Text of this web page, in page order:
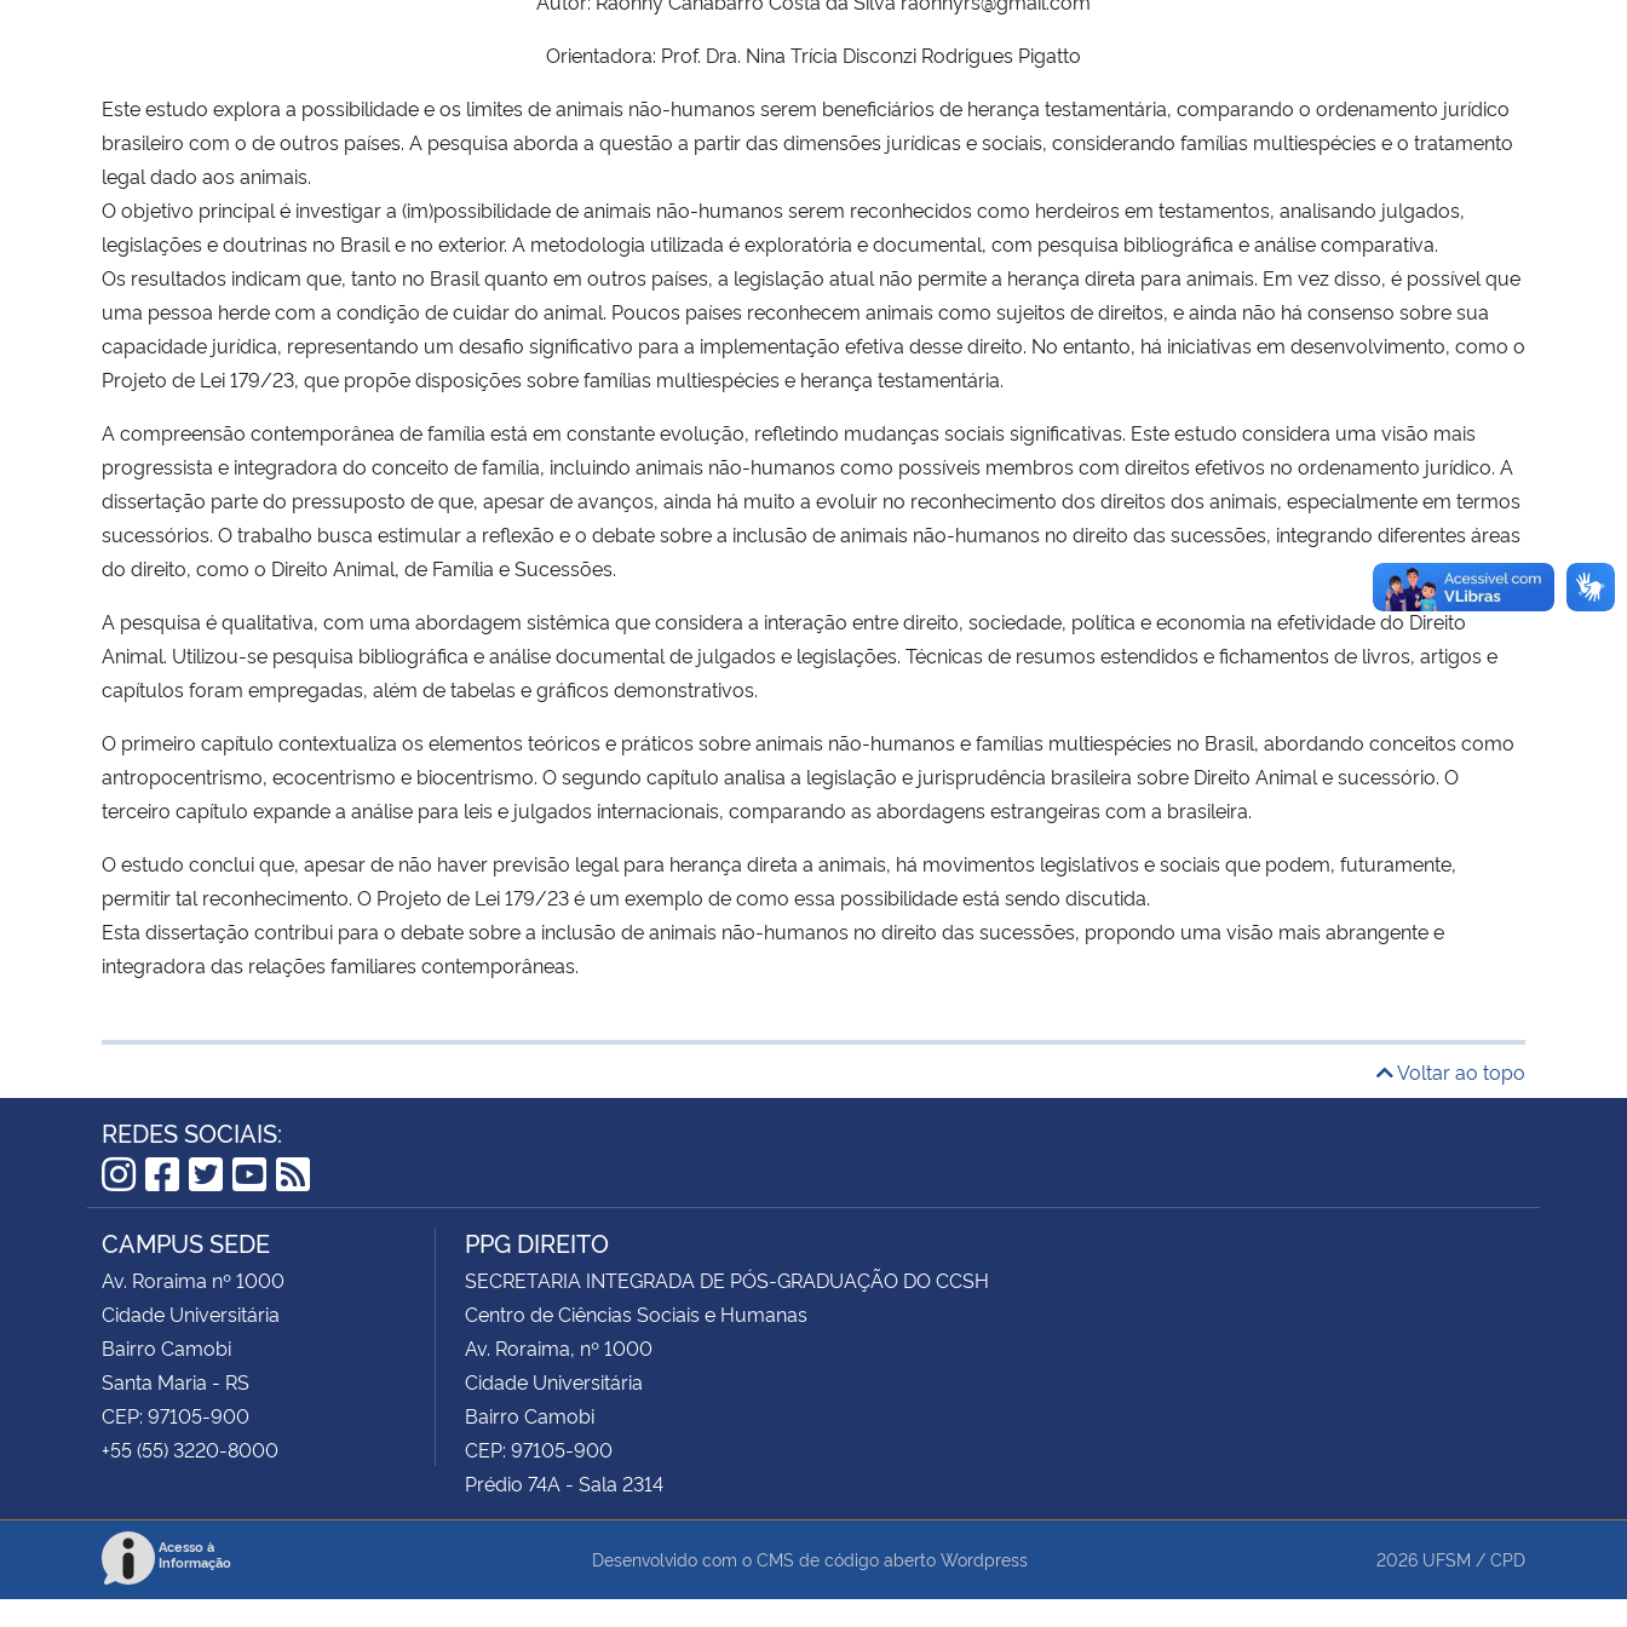
Orientadora: Prof. Dra. Nina Trícia Disconzi Rodrigues Pigatto
Este estudo explora a possibilidade e os limites de animais não-humanos serem beneficiários de herança testamentária, comparando o ordenamento jurídico
brasileiro com o de outros países. A pesquisa aborda a questão a partir das dimensões jurídicas e sociais, considerando famílias multiespécies e o tratamento
legal dado aos animais.
O objetivo principal é investigar a (im)possibilidade de animais não-humanos serem reconhecidos como herdeiros em testamentos, analisando julgados,
legislações e doutrinas no Brasil e no exterior. A metodologia utilizada é exploratória e documental, com pesquisa bibliográfica e análise comparativa.
Os resultados indicam que, tanto no Brasil quanto em outros países, a legislação atual não permite a herança direta para animais. Em vez disso, é possível que
uma pessoa herde com a condição de cuidar do animal. Poucos países reconhecem animais como sujeitos de direitos, e ainda não há consenso sobre sua
capacidade jurídica, representando um desafio significativo para a implementação efetiva desse direito. No entanto, há iniciativas em desenvolvimento, como o
Projeto de Lei 179/23, que propõe disposições sobre famílias multiespécies e herança testamentária.
A compreensão contemporânea de família está em constante evolução, refletindo mudanças sociais significativas. Este estudo considera uma visão mais
progressista e integradora do conceito de família, incluindo animais não-humanos como possíveis membros com direitos efetivos no ordenamento jurídico. A
dissertação parte do pressuposto de que, apesar de avanços, ainda há muito a evoluir no reconhecimento dos direitos dos animais, especialmente em termos
sucessórios. O trabalho busca estimular a reflexão e o debate sobre a inclusão de animais não-humanos no direito das sucessões, integrando diferentes áreas
do direito, como o Direito Animal, de Família e Sucessões.
A pesquisa é qualitativa, com uma abordagem sistêmica que considera a interação entre direito, sociedade, política e economia na efetividade do Direito
Animal. Utilizou-se pesquisa bibliográfica e análise documental de julgados e legislações. Técnicas de resumos estendidos e fichamentos de livros, artigos e
capítulos foram empregadas, além de tabelas e gráficos demonstrativos.
O primeiro capítulo contextualiza os elementos teóricos e práticos sobre animais não-humanos e famílias multiespécies no Brasil, abordando conceitos como
antropocentrismo, ecocentrismo e biocentrismo. O segundo capítulo analisa a legislação e jurisprudência brasileira sobre Direito Animal e sucessório. O
terceiro capítulo expande a análise para leis e julgados internacionais, comparando as abordagens estrangeiras com a brasileira.
O estudo conclui que, apesar de não haver previsão legal para herança direta a animais, há movimentos legislativos e sociais que podem, futuramente,
permitir tal reconhecimento. O Projeto de Lei 179/23 é um exemplo de como essa possibilidade está sendo discutida.
Esta dissertação contribui para o debate sobre a inclusão de animais não-humanos no direito das sucessões, propondo uma visão mais abrangente e
integradora das relações familiares contemporâneas.
Voltar ao topo
REDES SOCIAIS:
Instagram
Facebook
Twitter
YouTube
RSS
CAMPUS SEDE
Av. Roraima nº 1000
Cidade Universitária
Bairro Camobi
Santa Maria - RS
CEP: 97105-900
+55 (55) 3220-8000
PPG DIREITO
SECRETARIA INTEGRADA DE PÓS-GRADUAÇÃO DO CCSH
Centro de Ciências Sociais e Humanas
Av. Roraima, nº 1000
Cidade Universitária
Bairro Camobi
CEP: 97105-900
Prédio 74A - Sala 2314
Acesso à
Informação
Desenvolvido com o CMS de código aberto Wordpress 2026 UFSM / CPD